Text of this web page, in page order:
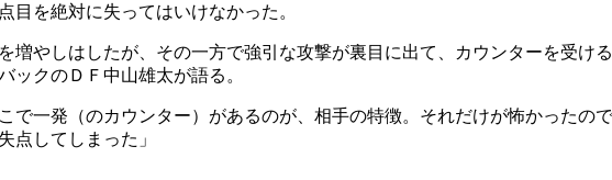
を絶対に失ってはいけなかった。
やしはしたが、その一方で強引な攻撃が裏目に出て、カウンターを受け
ックのＤＦ中山雄太が語る。
で一発（のカウンター）があるのが、相手の特徴。それだけが怖かったの
点してしまった」